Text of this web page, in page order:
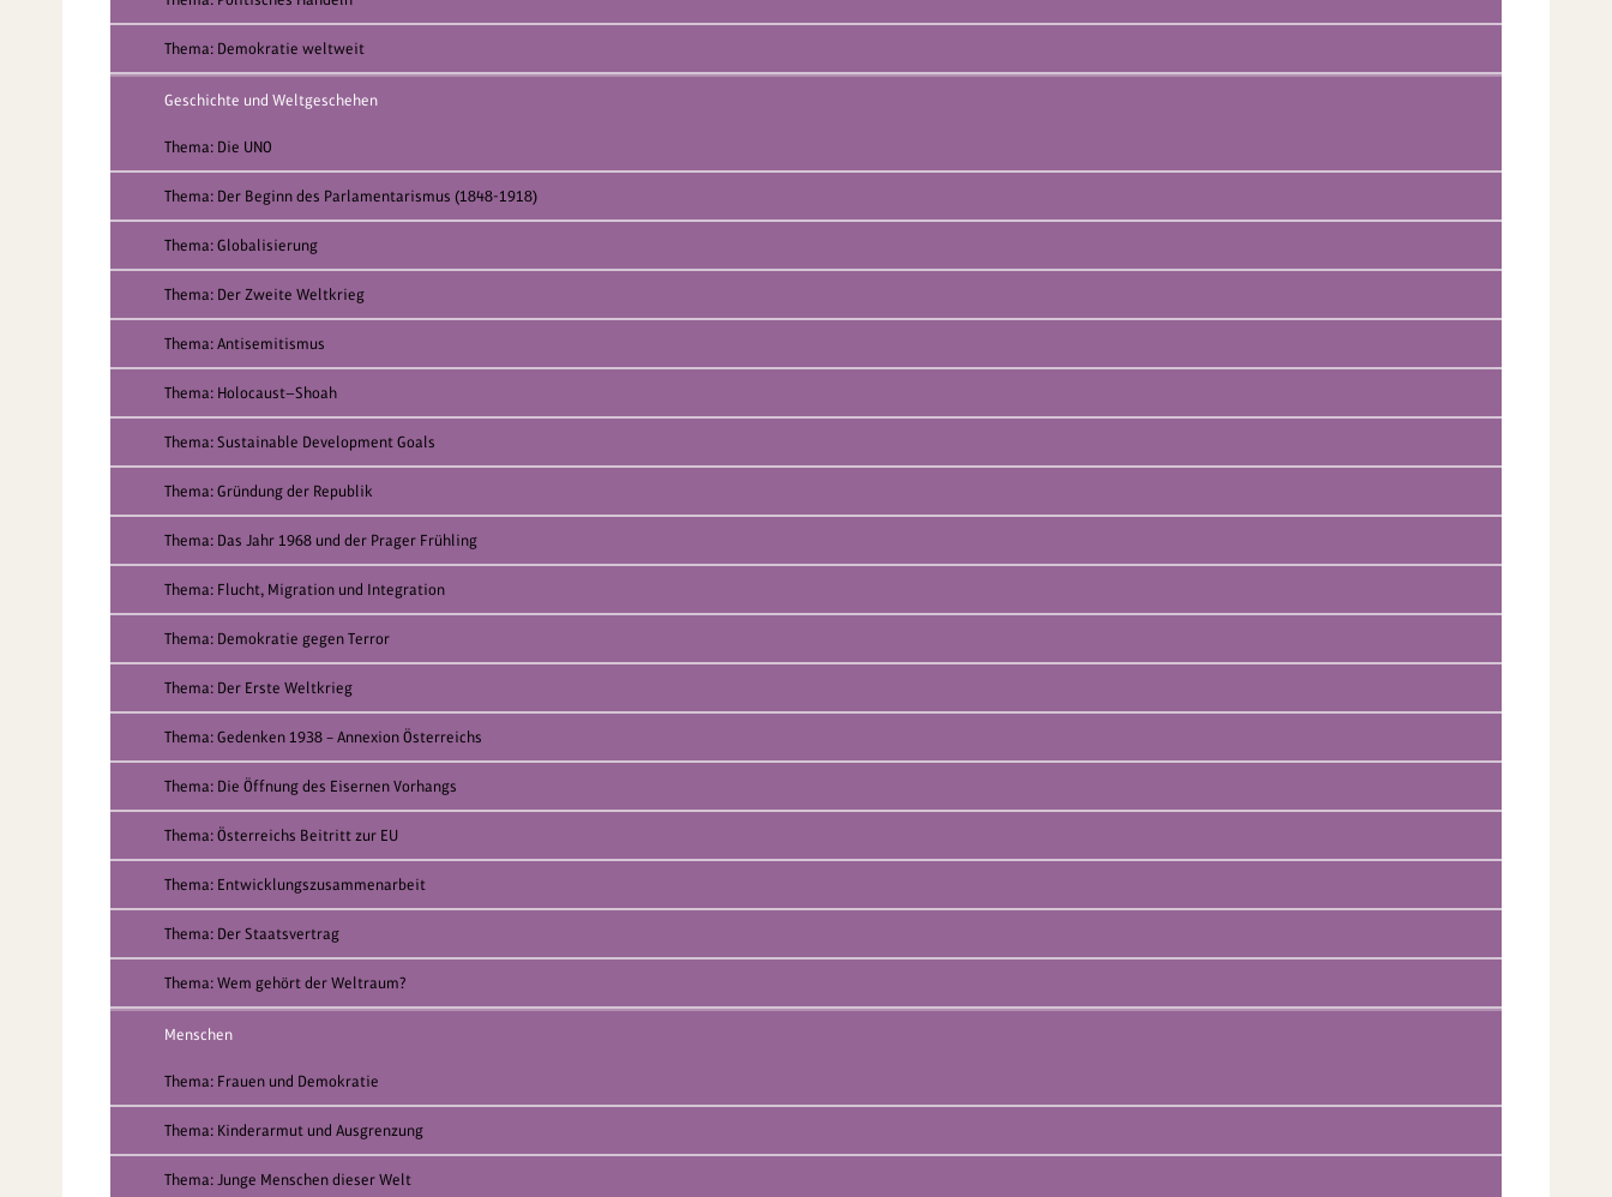
Thema: Demokratie weltweit
Geschichte und Weltgeschehen
Thema: Die UNO
Thema: Der Beginn des Parlamentarismus (1848-1918)
Thema: Globalisierung
Thema: Der Zweite Weltkrieg
Thema: Antisemitismus
Thema: Holocaust—Shoah
Thema: Sustainable Development Goals
Thema: Gründung der Republik
Thema: Das Jahr 1968 und der Prager Frühling
Thema: Flucht, Migration und Integration
Thema: Demokratie gegen Terror
Thema: Der Erste Weltkrieg
Thema: Gedenken 1938 – Annexion Österreichs
Thema: Die Öffnung des Eisernen Vorhangs
Thema: Österreichs Beitritt zur EU
Thema: Entwicklungszusammenarbeit
Thema: Der Staatsvertrag
Thema: Wem gehört der Weltraum?
Menschen
Thema: Frauen und Demokratie
Thema: Kinderarmut und Ausgrenzung
Thema: Junge Menschen dieser Welt